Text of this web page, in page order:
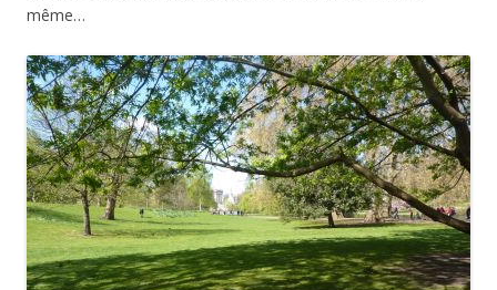
même…